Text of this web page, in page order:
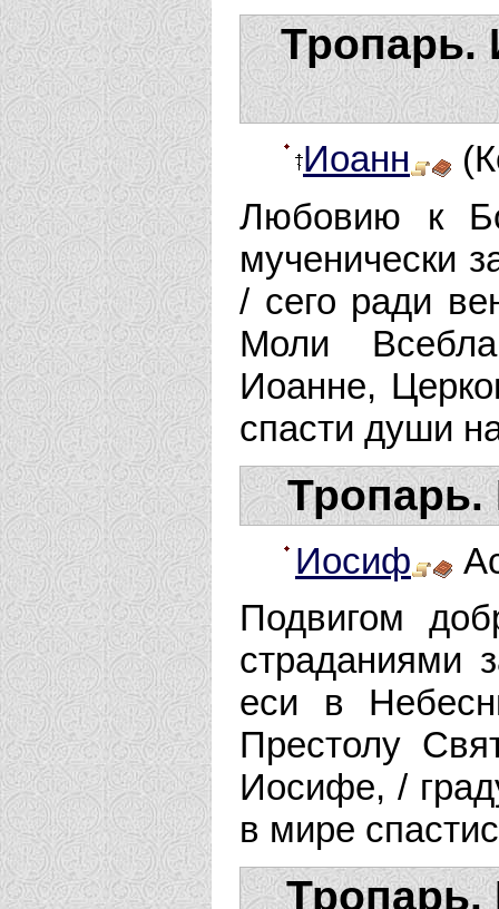
Тропарь.
Иоанн
Любовию к
мученически
/ сего ради
Моли
Иоанне,
спасти души
Тропарь.
Иосиф
Подвигом
страданиями
еси в
Престолу
Иосифе, /
в мире
Тропарь.